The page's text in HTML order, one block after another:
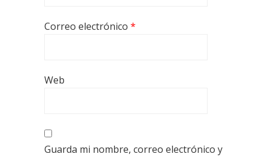
Correo electrónico *
Web
Guarda mi nombre, correo electrónico y